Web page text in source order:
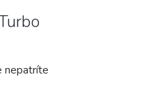
nepatríte